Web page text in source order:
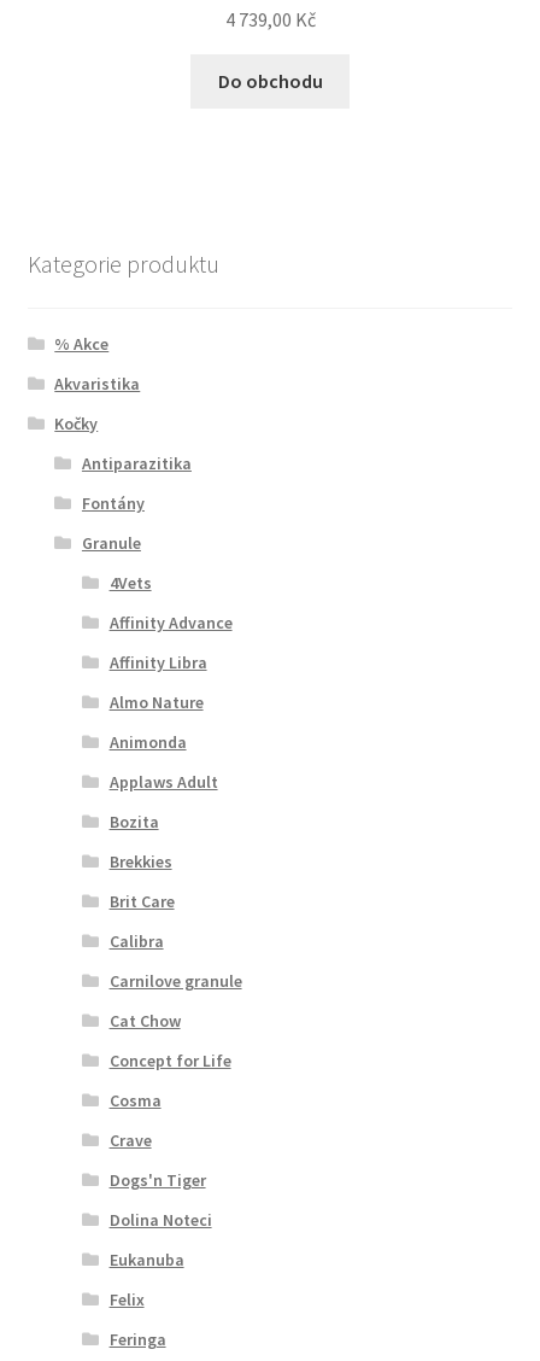
4 739,00 Kč
Do obchodu
Kategorie produktu
% Akce
Akvaristika
Kočky
Antiparazitika
Fontány
Granule
4Vets
Affinity Advance
Affinity Libra
Almo Nature
Animonda
Applaws Adult
Bozita
Brekkies
Brit Care
Calibra
Carnilove granule
Cat Chow
Concept for Life
Cosma
Crave
Dogs'n Tiger
Dolina Noteci
Eukanuba
Felix
Feringa